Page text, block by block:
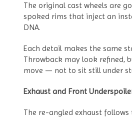
The original cast wheels are
spoked rims that inject an
DNA.
Each detail makes the same
Throwback may look refined,
move — not to sit still under
Exhaust and Front
The re-angled exhaust follows